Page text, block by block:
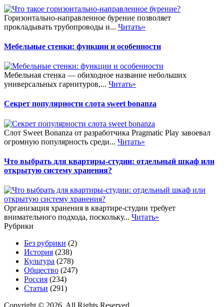
Горизонтально-направленное бурение позволяет
прокладывать трубопроводы и... Читать»
Мебельные стенки: функции и особенности
Мебельная стенка — обиходное название небольших
универсальных гарнитуров,... Читать»
Секрет популярности слота sweet bonanza
Слот Sweet Bonanza от разработчика Pragmatic Play завоевал
огромную популярность среди... Читать»
Что выбрать для квартиры-студии: отдельный шкаф или
открытую систему хранения?
Организация хранения в квартире-студии требует
внимательного подхода, поскольку... Читать»
Рубрики
Без рубрики (2)
История (238)
Культура (278)
Общество (247)
Россия (234)
Статьи (291)
Copyright © 2026. All Rights Reserved.